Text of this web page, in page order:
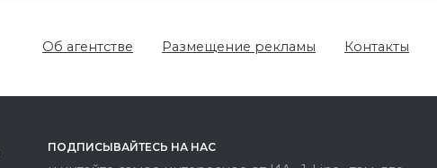
Об агентстве Размещение рекламы Контакты
ПОДПИСЫВАЙТЕСЬ НА НАС